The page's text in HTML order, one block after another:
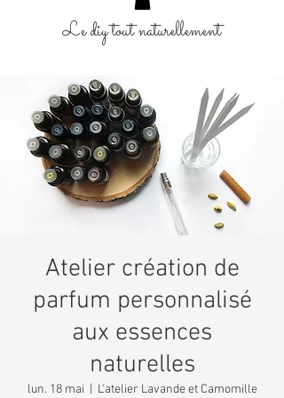
Le diy tout naturellement
Atelier création de
parfum personnalisé
aux essences
naturelles
lun. 18 mai L'atelier Lavande et Camomille